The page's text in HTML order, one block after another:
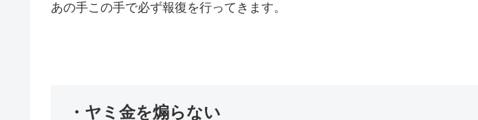
あの手この手で必ず報復を行ってきます。
・ヤミ金を煽らない